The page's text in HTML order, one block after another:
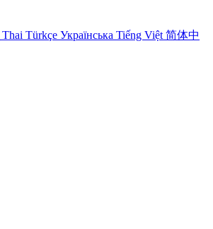
Thai Türkçe Українська Tiếng Việt 简体中